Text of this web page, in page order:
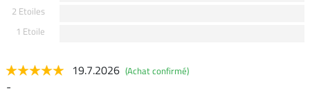
2 Etoiles
1 Etoile
19.7.2026 (Achat confirmé)
-